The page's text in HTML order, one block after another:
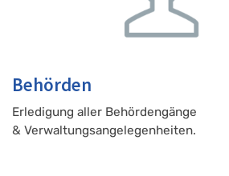
Behörden
Erledigung aller Behördengänge
& Verwaltungsangelegenheiten.